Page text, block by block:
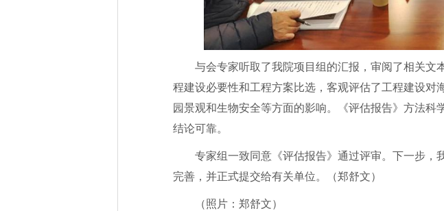
与会专家听取了我院项目组的汇报，审阅了相关文
程建设必要性和工程方案比选，客观评估了工程建设
园景观和生物安全等方面的影响。《评估报告》方法科
结论可靠。
专家组一致同意《评估报告》通过评审。下一步，
完善，并正式提交给有关单位。（郑舒文）
（照片：郑舒文）